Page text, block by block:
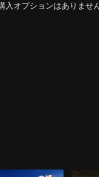
入オプションはありませ